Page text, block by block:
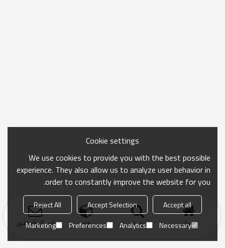
منزل بحث فئة ارسال التحقيق
Cookie settings
We use cookies to provide you with the best possible
experience. They also allow us to analyze user behavior in
order to constantly improve the website for you.
Accept all
Accept Selection
Reject All
Necessary
Analytics
Preferences
Marketing